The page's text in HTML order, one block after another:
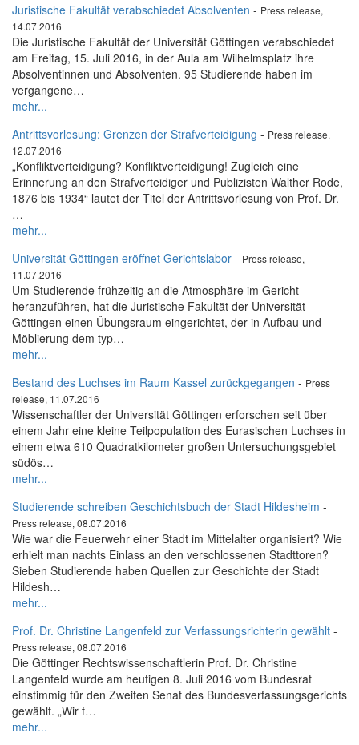
Juristische Fakultät verabschiedet Absolventen - Press release,
14.07.2016
Die Juristische Fakultät der Universität Göttingen verabschiedet
am Freitag, 15. Juli 2016, in der Aula am Wilhelmsplatz ihre
Absolventinnen und Absolventen. 95 Studierende haben im
vergangene…
mehr...
Antrittsvorlesung: Grenzen der Strafverteidigung - Press release,
12.07.2016
„Konfliktverteidigung? Konfliktverteidigung! Zugleich eine
Erinnerung an den Strafverteidiger und Publizisten Walther Rode,
1876 bis 1934“ lautet der Titel der Antrittsvorlesung von Prof. Dr.
…
mehr...
Universität Göttingen eröffnet Gerichtslabor - Press release,
11.07.2016
Um Studierende frühzeitig an die Atmosphäre im Gericht
heranzuführen, hat die Juristische Fakultät der Universität
Göttingen einen Übungsraum eingerichtet, der in Aufbau und
Möblierung dem typ…
mehr...
Bestand des Luchses im Raum Kassel zurückgegangen - Press
release, 11.07.2016
Wissenschaftler der Universität Göttingen erforschen seit über
einem Jahr eine kleine Teilpopulation des Eurasischen Luchses in
einem etwa 610 Quadratkilometer großen Untersuchungsgebiet
südös…
mehr...
Studierende schreiben Geschichtsbuch der Stadt Hildesheim -
Press release, 08.07.2016
Wie war die Feuerwehr einer Stadt im Mittelalter organisiert? Wie
erhielt man nachts Einlass an den verschlossenen Stadttoren?
Sieben Studierende haben Quellen zur Geschichte der Stadt
Hildesh…
mehr...
Prof. Dr. Christine Langenfeld zur Verfassungsrichterin gewählt -
Press release, 08.07.2016
Die Göttinger Rechtswissenschaftlerin Prof. Dr. Christine
Langenfeld wurde am heutigen 8. Juli 2016 vom Bundesrat
einstimmig für den Zweiten Senat des Bundesverfassungsgerichts
gewählt. „Wir f…
mehr...